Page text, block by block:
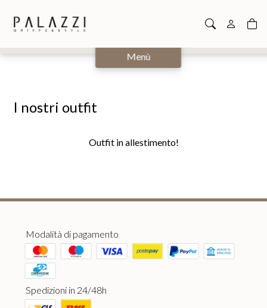
Menù
I nostri outfit
Outfit in allestimento!
Modalità di pagamento
Spedizioni in 24/48h